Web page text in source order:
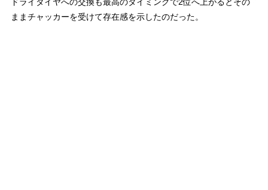
ままチャッカーを受けて存在感を示したのだった。